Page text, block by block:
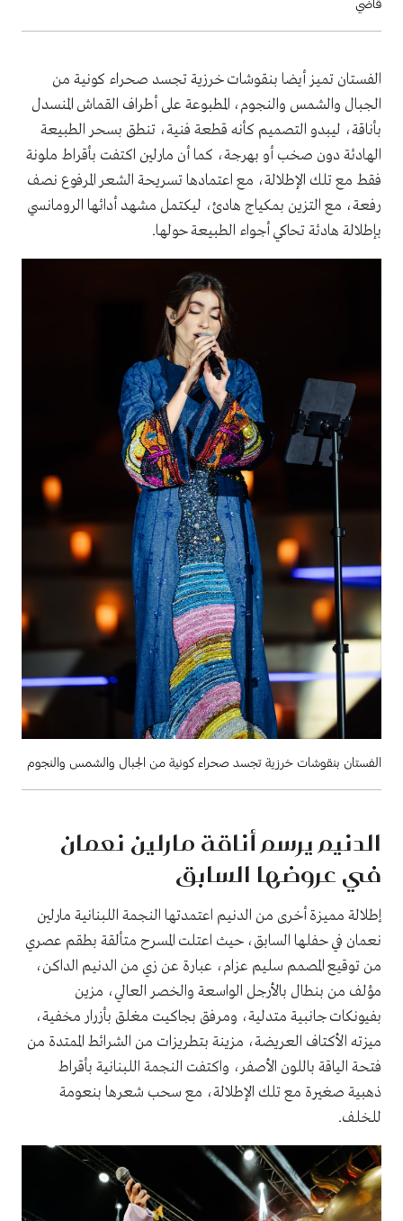
قاضي
الفستان تميز أيضا بنقوشات خرزية تجسد صحراء كونية من
الجبال والشمس والنجوم، المطبوعة على أطراف القماش المنسدل
بأناقة، ليبدو التصميم كأنه قطعة فنية، تنطق بسحر الطبيعة
الهادئة دون صخب أو بهرجة، كما أن مارلين اكتفت بأقراط ملونة
فقط مع تلك الإطلالة، مع اعتمادها تسريحة الشعر المرفوع نصف
رفعة، مع التزين بمكياج هادئ، ليكتمل مشهد أدائها الرومانسي
بإطلالة هادئة تحاكي أجواء الطبيعة حولها.
الفستان بنقوشات خرزية تجسد صحراء كونية من الجبال والشمس والنجوم
الدنيم يرسم أناقة مارلين نعمان
في عروضها السابق
إطلالة مميزة أخرى من الدنيم اعتمدتها النجمة اللبنانية مارلين
نعمان في حفلها السابق، حيث اعتلت المسرح متألقة بطقم عصري
من توقيع المصمم سليم عزام، عبارة عن زي من الدنيم الداكن،
مؤلف من بنطال بالأرجل الواسعة والخصر العالي، مزين
بفيونكات جانبية متدلية، ومرفق بجاكيت مغلق بأزرار مخفية،
ميزته الأكتاف العريضة، مزينة بتطريزات من الشرائط الممتدة من
فتحة الياقة باللون الأصفر، واكتفت النجمة اللبنانية بأقراط
ذهبية صغيرة مع تلك الإطلالة، مع سحب شعرها بنعومة
للخلف.